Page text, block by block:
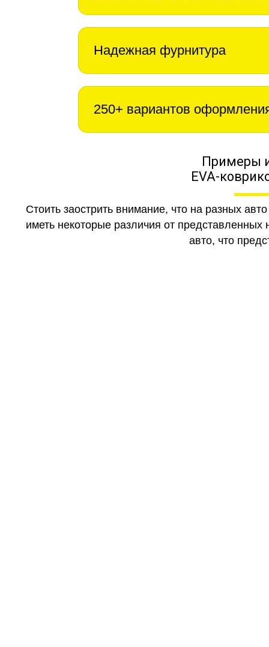
Надежная фурнитура
250+ вариантов
Примеры
EVA-
Стоить заострить внимание, что на разных
иметь некоторые различия от
авто, что